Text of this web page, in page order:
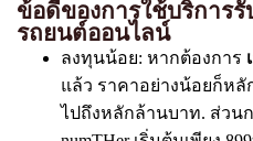
ข้อดีของการใช้บริการรั
รถยนต์ออนไลน์
ลงทุนน้อย: หากต้องการ
แล้ว ราคาอย่างน้อยก็หลั
ไปถึงหลักล้านบาท. ส่วน